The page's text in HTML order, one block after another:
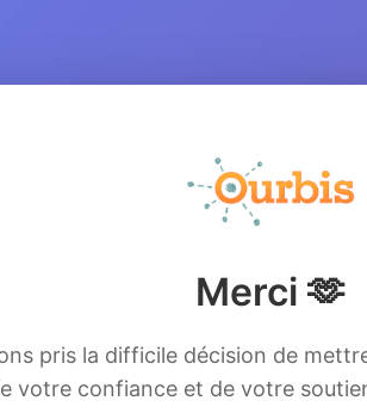
Merci 🫶
pris la difficile décision de
votre confiance et de votre